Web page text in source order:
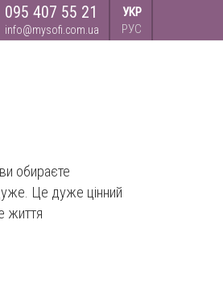
УКР
РУС
095 407 55 21
info@mysofi.com.ua
обираєте
Це дуже цінний
життя